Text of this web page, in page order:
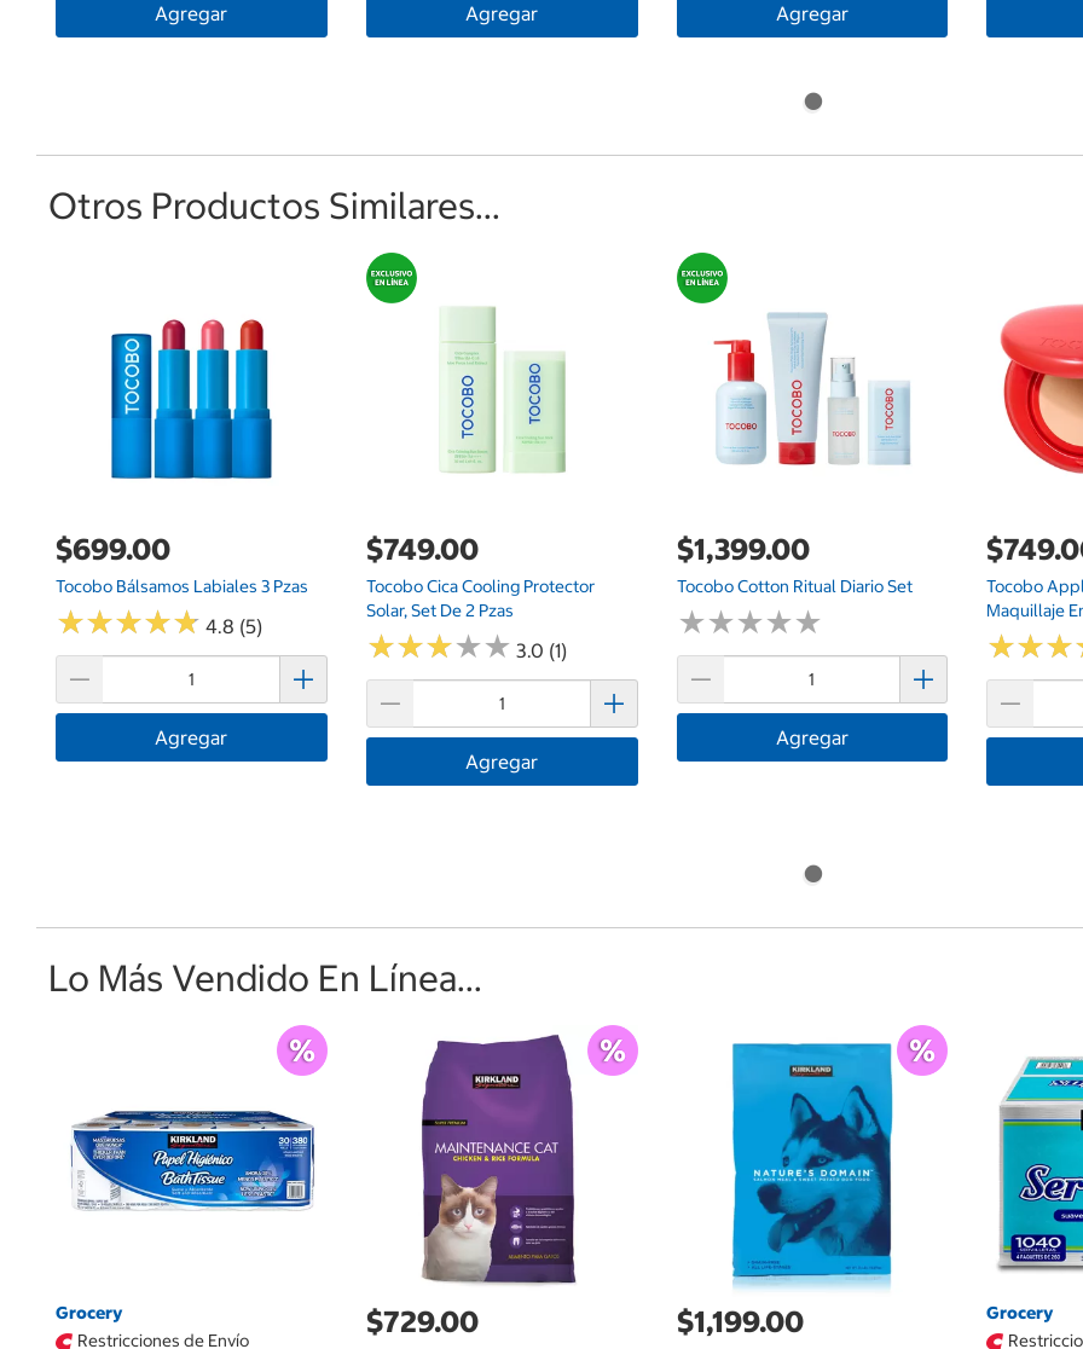
Agregar Agregar Agregar
Otros Productos Similares...
$699.00
Tocobo Bálsamos Labiales 3 Pzas
★★★★★
★★★★★ 4.8 (5)
Agregar
$749.00
Tocobo Cica Cooling Protector
Solar, Set De 2 Pzas
★★★★★
★★★★★ 3.0 (1)
Agregar
$1,399.00
Tocobo Cotton Ritual Diario Set
★★★★★
★★★★★
Agregar
Tocobo
Maquillaje
★★★
★★★
Lo Más Vendido En Línea...
Grocery
Restricciones de Envío
$729.00 $1,199.00
Grocery